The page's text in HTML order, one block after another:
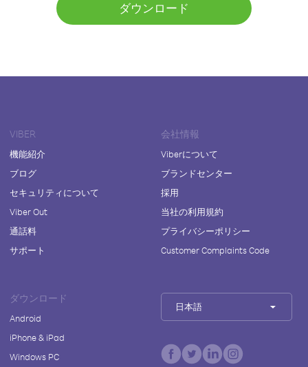
ダウンロード
VIBER
機能紹介
ブログ
セキュリティについて
Viber Out
通話料
サポート
会社情報
Viberについて
ブランドセンター
採用
当社の利用規約
プライバシーポリシー
Customer Complaints Code
ダウンロード
Android
iPhone & iPad
Windows PC
日本語